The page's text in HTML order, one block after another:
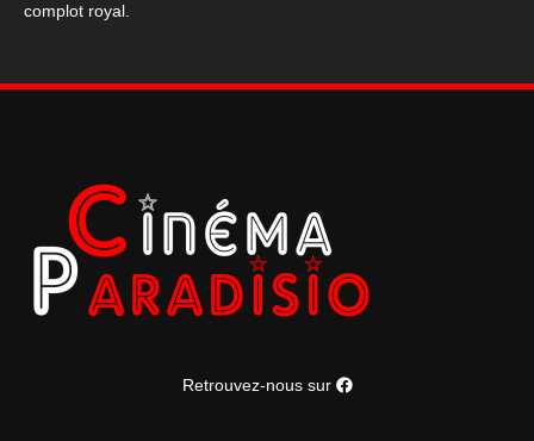
mousquetaires
complot royal.
Retrouvez-nous sur